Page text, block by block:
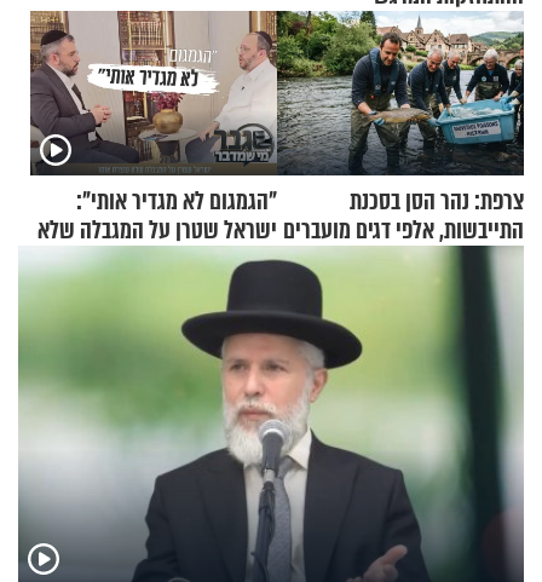
צרפת: נהר הסן בסכנת
התייבשות, אלפי דגים מועברים
במבצעי חילוץ
"הגמגום לא מגדיר אותי":
ישראל שטרן על המגבלה שלא
עוצרת אותו